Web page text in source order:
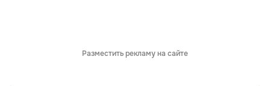
Разместить рекламу на сайте